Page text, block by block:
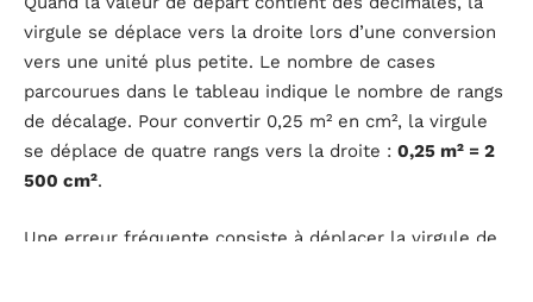
virgule se déplace vers la droite lors d’une conversion
vers une unité plus petite. Le nombre de cases
parcourues dans le tableau indique le nombre de rangs
de décalage. Pour convertir 0,25 m² en cm², la virgule
se déplace de quatre rangs vers la droite : 0,25 m² = 2
500 cm².
Une erreur fréquente consiste à déplacer la virgule de